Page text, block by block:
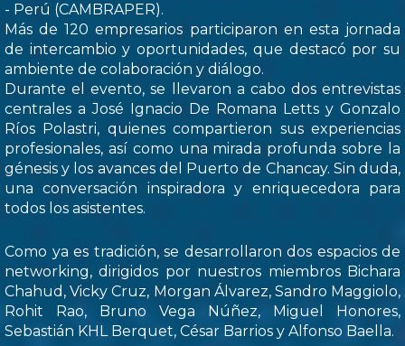
- Perú (CAMBRAPER).
Más de 120 empresarios participaron en esta jornada
de intercambio y oportunidades, que destacó por su
ambiente de colaboración y diálogo.
Durante el evento, se llevaron a cabo dos entrevistas
centrales a José Ignacio De Romana Letts y Gonzalo
Ríos Polastri, quienes compartieron sus experiencias
profesionales, así como una mirada profunda sobre la
génesis y los avances del Puerto de Chancay. Sin duda,
una conversación inspiradora y enriquecedora para
todos los asistentes.
Como ya es tradición, se desarrollaron dos espacios de
networking, dirigidos por nuestros miembros Bichara
Chahud, Vicky Cruz, Morgan Álvarez, Sandro Maggiolo,
Rohit Rao, Bruno Vega Núñez, Miguel Honores,
Sebastián KHL Berquet, César Barrios y Alfonso Baella.